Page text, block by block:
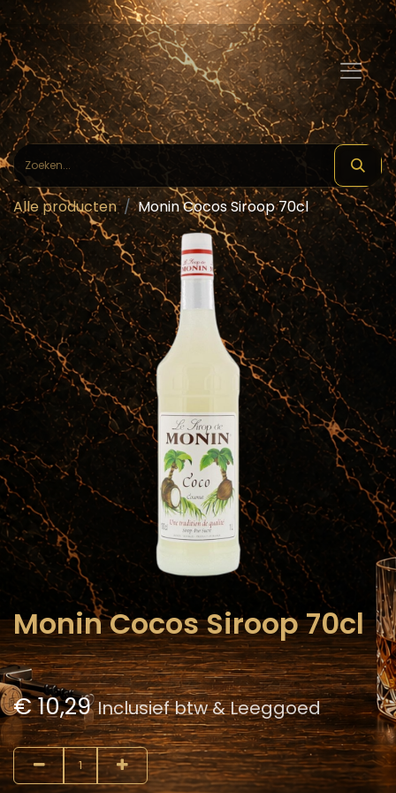
Alle producten Monin Cocos Siroop 70cl
Monin Cocos Siroop 70cl
€10,29 Inclusief btw & Leeggoed